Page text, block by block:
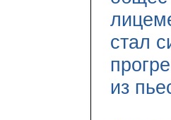
стал
из